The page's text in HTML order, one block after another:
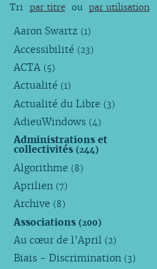
Tri par titre ou par utilisation
Aaron Swartz (1)
Accessibilité (23)
ACTA (5)
Actualité (1)
Actualité du Libre (3)
AdieuWindows (4)
Administrations et
collectivités (244)
Algorithme (8)
Aprilien (7)
Archive (8)
Associations (200)
Au cœur de l’April (2)
Biais - Discrimination (3)